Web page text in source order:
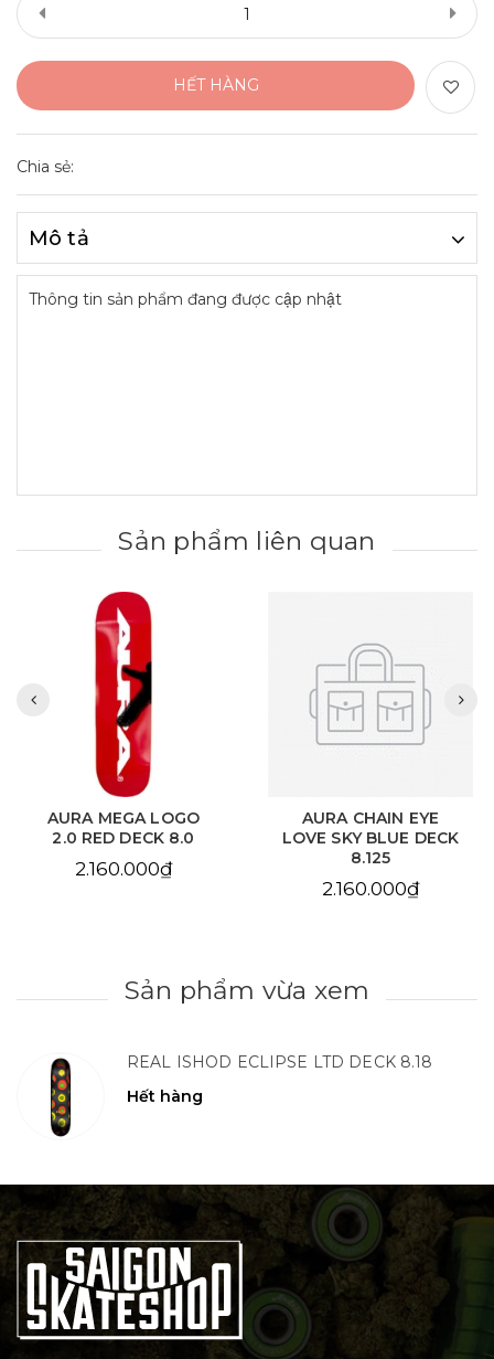
HẾT HÀNG
Chia sẻ:
Mô tả
Thông tin sản phẩm đang được cập nhật
Sản phẩm liên quan
AURA MEGA LOGO
2.0 RED DECK 8.0
2.160.000₫
AURA CHAIN EYE
LOVE SKY BLUE DECK
8.125
2.160.000₫
Sản phẩm vừa xem
REAL ISHOD ECLIPSE LTD DECK 8.18
Hết hàng